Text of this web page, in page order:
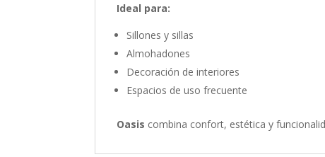
Ideal para:
Sillones y sillas
Almohadones
Decoración de interiores
Espacios de uso frecuente
Oasis combina confort, estética y